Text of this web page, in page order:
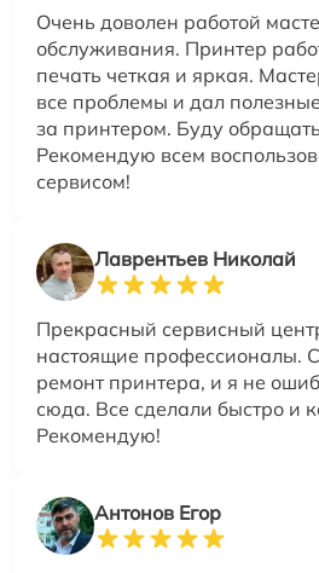
Очень доволен работой
обслуживания. Принтер
печать четкая и яркая.
все проблемы и дал
за принтером. Буду
Рекомендую всем
сервисом!
Лаврентьев Николай
Прекрасный сервисный
настоящие профессионалы.
ремонт принтера, и я не
сюда. Все сделали быстро и
Рекомендую!
Антонов Егор